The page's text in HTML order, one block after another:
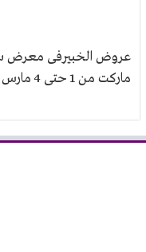
عروض الخبيرفى معرض
ماركت من 1 حتى 4 مارس 2018